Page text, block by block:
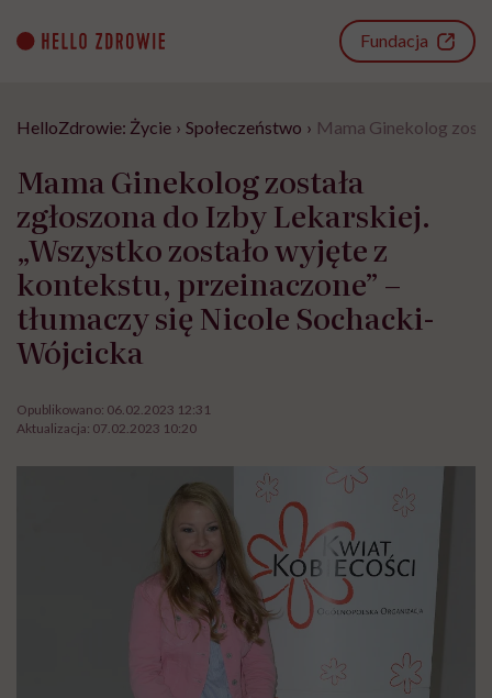
content
Fundacja
HelloZdrowie: Życie › Społeczeństwo › Mama Ginekolog
Mama Ginekolog została
zgłoszona do Izby Lekarskiej.
„Wszystko zostało wyjęte z
kontekstu, przeinaczone” –
tłumaczy się Nicole Sochacki-
Wójcicka
Opublikowano: 06.02.2023 12:31
Aktualizacja: 07.02.2023 10:20